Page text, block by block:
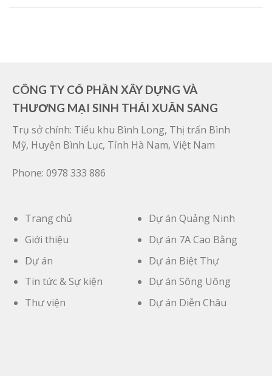
CÔNG TY CỔ PHẦN XÂY DỰNG VÀ
THƯƠNG MẠI SINH THÁI XUÂN SANG
Trụ sở chính: Tiểu khu Bình Long, Thị trấn Bình
Mỹ, Huyện Bình Lục, Tỉnh Hà Nam, Việt Nam
Phone: 0978 333 886
Trang chủ
Giới thiệu
Dự án
Tin tức & Sự kiện
Thư viện
Dự án Quảng Ninh
Dự án 7A Cao Bằng
Dự án Biệt Thự
Dự án Sông Uông
Dự án Diễn Châu